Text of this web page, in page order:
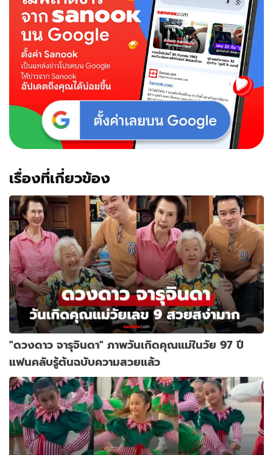
ลอตเตอรี่
รางวัล
โชว์
หลัก
ดวง
เรื่องที่เกี่ยวข้อง
"ดวงดาว จารุจินดา" ภาพวันเกิดคุณแม่ในวัย 97 ปี
แฟนคลับรู้ต้นฉบับความสวยแล้ว